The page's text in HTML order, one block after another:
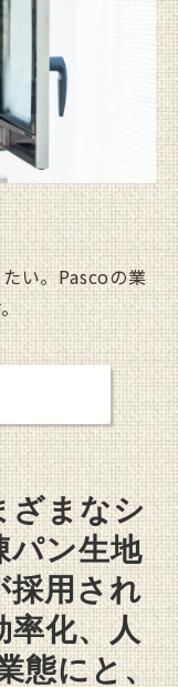
い。Pascoの業
ざまなシ
パン生地
採用され
率化、人
態にと、